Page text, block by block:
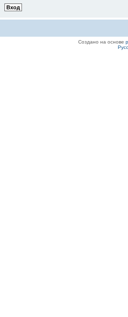
Создано на основе